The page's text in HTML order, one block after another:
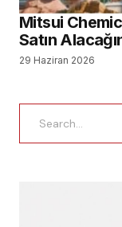
Mitsui
Satın
29 Haziran 2026